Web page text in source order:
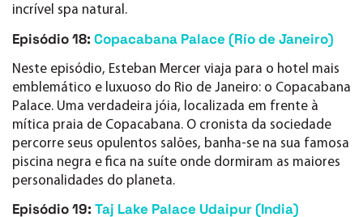
incrível spa natural.
Episódio 18: Copacabana Palace (Río de Janeiro)
Neste episódio, Esteban Mercer viaja para o hotel mais
emblemático e luxuoso do Rio de Janeiro: o Copacabana
Palace. Uma verdadeira jóia, localizada em frente à
mítica praia de Copacabana. O cronista da sociedade
percorre seus opulentos salões, banha-se na sua famosa
piscina negra e fica na suíte onde dormiram as maiores
personalidades do planeta.
Episódio 19: Taj Lake Palace Udaipur (India)